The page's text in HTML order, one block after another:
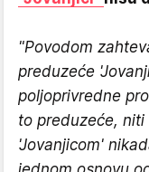
"Povodom
preduzeće
poljoprivredne
to preduzeće,
'Jovanjicom'